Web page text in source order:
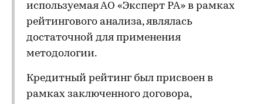
используемая АО «Эксперт РА» в рамках
рейтингового анализа, являлась
достаточной для применения
методологии.
Кредитный рейтинг был присвоен в
рамках заключенного договора,